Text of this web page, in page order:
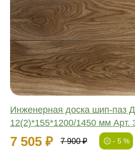
Инженерная доска шип-паз
12(2)*155*1200/1450 мм Арт.
7 505 ₽ 7 900 ₽ - 5 %
Соединение:
Обработка:
Длина:
Ширина:
Толщина: